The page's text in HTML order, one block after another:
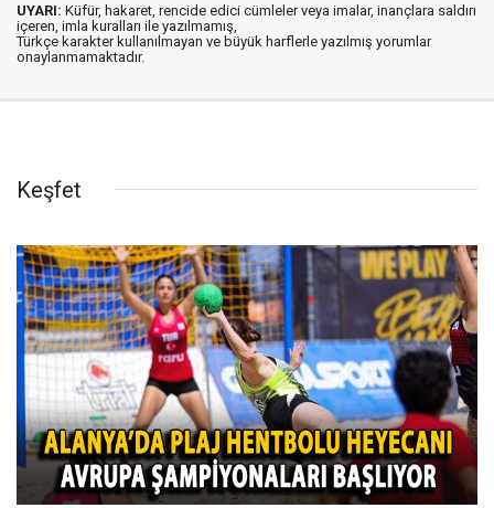
UYARI: Küfür, hakaret, rencide edici cümleler veya imalar, inançlara saldırı
içeren, imla kuralları ile yazılmamış,
Türkçe karakter kullanılmayan ve büyük harflerle yazılmış yorumlar
onaylanmamaktadır.
Keşfet